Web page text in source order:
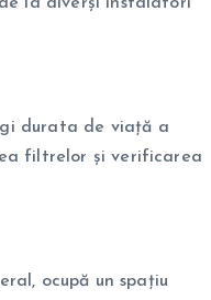
durata de viață a
filtrelor și verificarea
ocupă un spațiu